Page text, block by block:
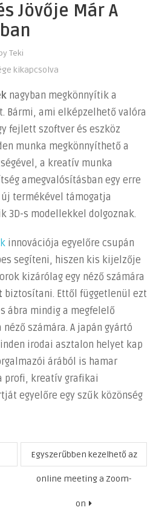
Jövője Már A
Teki
kikapcsolva
nagyban megkönnyítik a
Bármi, ami elképzelhető valóra
fejlett szoftver és eszköz
munka megkönnyíthető a
a kreatív munka
amegvalósításban egy erre
új termékével támogatja
3D-s modellekkel dolgoznak.
innovációja egyelőre csupán
segíteni, hiszen kis kijelzője
kizárólag egy néző számára
biztosítani. Ettől függetlenül ezt
ábra mindig a megfelelő
számára. A japán gyártó
irodai asztalon helyet kap
árából is hamar
profi, kreatív grafikai
egyelőre egy szűk közönség
Egyszerűbben kezelhető az
online meeting a Zoom-
on